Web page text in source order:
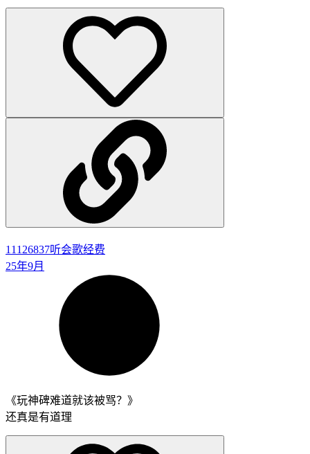
11126837听会歌经费
25年9月
《玩神碑难道就该被骂？》
还真是有道理